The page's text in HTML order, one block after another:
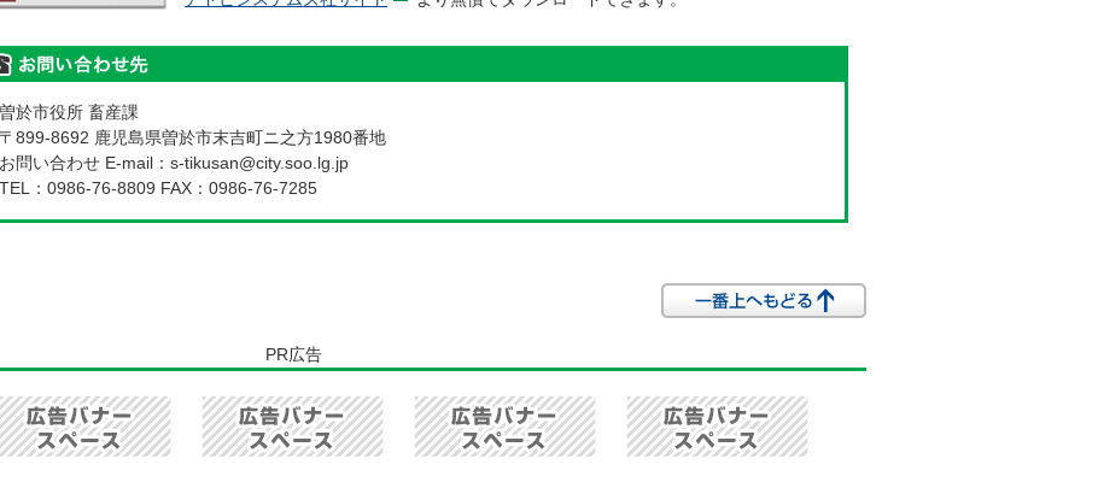
曽於市役所 畜産課
〒899-8692 鹿児島県曽於市末吉町ニ之方1980番地
お問い合わせ E-mail：s-tikusan@city.soo.lg.jp
TEL： 0986-76-8809 FAX：0986-76-7285
PR広告